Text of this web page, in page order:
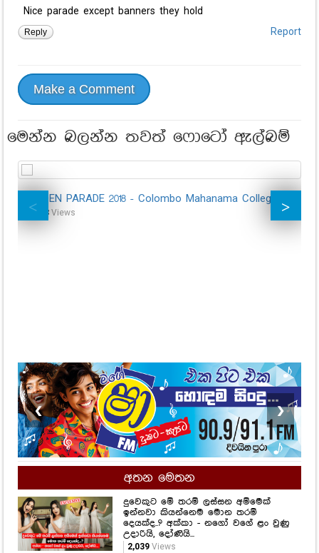
Nice parade except banners they hold
Report
Reply
Make a Comment
මෙන්න බලන්න තවත් ෆොටෝ ඇල්බම්
GOLDEN PARADE 2018 - Colombo Mahanama College
30,623 Views
❮ ❯
අතන මෙතන
දුවෙකුට මේ තරම් ලස්සන අම්මෙක්
ඉන්නවා කියන්නෙම මොන තරම්
දෙයක්ද..? අක්කා - නගෝ වගේ ළං වුණු
උදාරියි, දෝණියි...
2,039Views